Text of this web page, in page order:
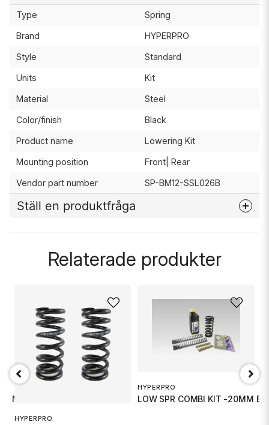
Type Spring
Brand HYPERPRO
Style Standard
Units Kit
Material Steel
Color/finish Black
Product name Lowering Kit
Mounting position Front| Rear
Vendor part number SP-BM12-SSL026B
Ställ en produktfråga
emailMejladress
Ja, ni får publicera min fråga
Relaterade produkter
MOTO
HYPERPRO
HYPERPRO
LOW SPR COMBI KIT -20MM